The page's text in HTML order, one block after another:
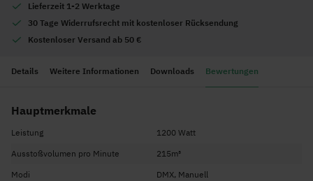
Lieferzeit 1-2 Werktage
30 Tage Widerrufsrecht mit kostenloser Rücksendung
Kostenloser Versand ab 50 €
Details Weitere Informationen Downloads Bewertungen
Hauptmerkmale
Leistung
1200 Watt
Ausstoßvolumen pro Minute
215m³
Modi
DMX, Manuell